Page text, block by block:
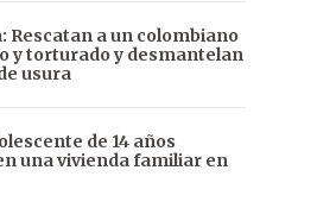
Rescatan a un colombiano
y torturado y desmantelan
usura
de 14 años
una vivienda familiar en